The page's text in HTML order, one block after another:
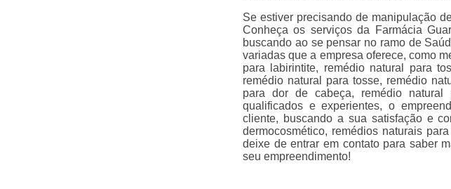
Se estiver precisando de manipulação
Conheça os serviços da Farmácia
buscando ao se pensar no ramo de
variadas que a empresa oferece, como
para labirintite, remédio natural para
remédio natural para tosse, remédio
para dor de cabeça, remédio natural
qualificados e experientes, o
cliente, buscando a sua satisfação e
dermocosmético, remédios naturais
deixe de entrar em contato para saber
seu empreendimento!